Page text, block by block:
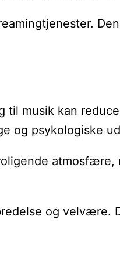
kan
og psykologiske
og